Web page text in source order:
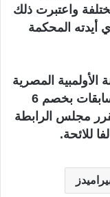
واعتبرت ذلك
أيدته المحكمة
المصرية
في وقت سابق تأييدها لقرار لجنة المسابقات بخصم 6
مجلس الرابطة
للائحة.